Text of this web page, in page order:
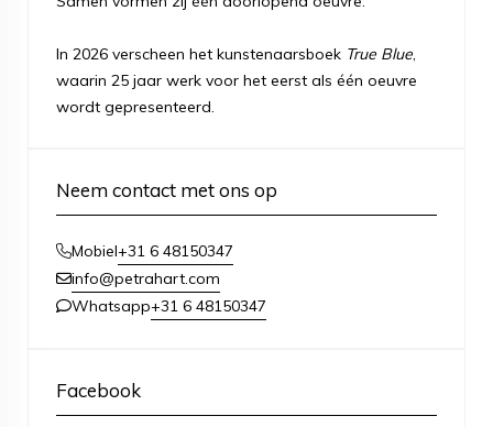
In 2026 verscheen het kunstenaarsboek True Blue
waarin 25 jaar werk voor het eerst als één oeuvre
wordt gepresenteerd.
Neem contact met ons op
Mobiel+31 6 48150347
info@petrahart.com
Whatsapp+31 6 48150347
Facebook